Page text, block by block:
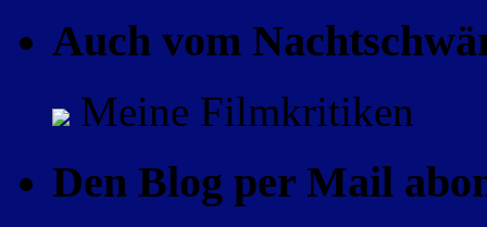
Auch vom
Meine Filmkritiken
Den Blog per Mail